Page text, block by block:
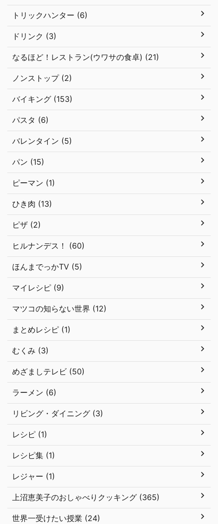
トリックハンター (6)
ドリンク (3)
なるほど！レストラン(ウワサの食卓) (21)
ノンストップ (2)
バイキング (153)
パスタ (6)
バレンタイン (5)
パン (15)
ピーマン (1)
ひき肉 (13)
ピザ (2)
ヒルナンデス！ (60)
ほんまでっかTV (5)
マイレシピ (9)
マツコの知らない世界 (12)
まとめレシピ (1)
むくみ (3)
めざましテレビ (50)
ラーメン (6)
リビング・ダイニング (3)
レシピ (1)
レシピ集 (1)
レジャー (1)
上沼恵美子のおしゃべりクッキング (365)
世界一受けたい授業 (24)